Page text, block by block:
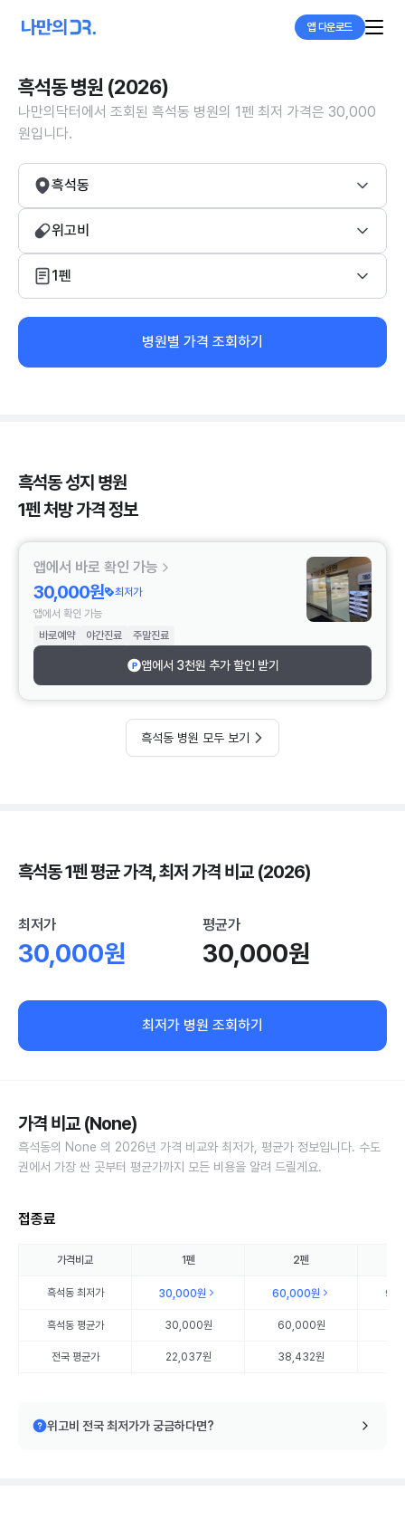
앱 다운로드
흑석동 병원 (2026)
나만의닥터에서 조회된 흑석동 병원의 1펜 최저 가격은 30,000
원입니다.
흑석동
위고비
1펜
병원별 가격 조회하기
흑석동 성지 병원
1펜 처방 가격 정보
앱에서 바로 확인 가능
30,000원
최저가
앱에서 확인 가능
바로예약
야간진료 주말진료
앱에서 3천원 추가 할인 받기
흑석동 병원 모두 보기
흑석동 1펜 평균 가격, 최저 가격 비교 (2026)
최저가
30,000원
평균가
30,000원
최저가 병원 조회하기
가격 비교 (None)
흑석동의 None 의 2026년 가격 비교와 최저가, 평균가 정보입니다. 수도
권에서 가장 싼 곳부터 평균가까지 모든 비용을 알려 드릴게요.
접종료
가격비교 1펜 2펜
흑석동최저가 30,000원 60,000원
흑석동평균가 30,000원 60,000원
전국 평균가 22,037원 38,432원
위고비 전국 최저가가 궁금하다면?